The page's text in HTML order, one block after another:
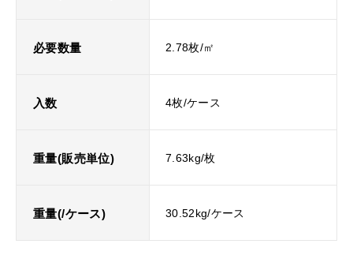
必要数量 2.78枚/㎡
入数 4枚/ケース
重量(販売単位) 7.63kg/枚
重量(/ケース) 30.52kg/ケース